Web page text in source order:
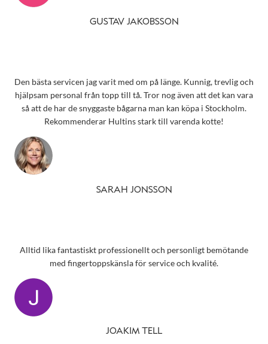
GUSTAV JAKOBSSON
Den bästa servicen jag varit med om på länge. Kunnig, trevlig och
hjälpsam personal från topp till tå. Tror nog även att det kan vara
så att de har de snyggaste bågarna man kan köpa i Stockholm.
Rekommenderar Hultins stark till varenda kotte!
SARAH JONSSON
Alltid lika fantastiskt professionellt och personligt bemötande
med fingertoppskänsla för service och kvalité.
JOAKIM TELL